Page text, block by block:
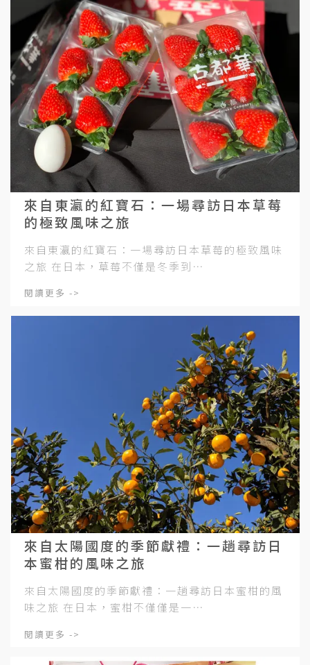
來自東瀛的紅寶石：一場尋訪日本草莓
的極致風味之旅
來自東瀛的紅寶石：一場尋訪日本草莓的極致風味
之旅 在日本，草莓不僅是冬季到⋯
閱讀更多 ->
來自太陽國度的季節獻禮：一趟尋訪日
本蜜柑的風味之旅
來自太陽國度的季節獻禮：一趟尋訪日本蜜柑的風
味之旅 在日本，蜜柑不僅僅是一⋯
閱讀更多 ->